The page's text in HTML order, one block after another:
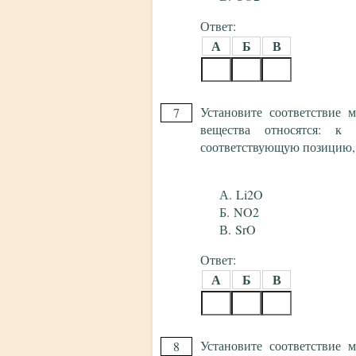
Ответ:
А Б В
7
Установите
вещества относятся: к
соответствующую
Li2O
NO2
SrO
Ответ:
А Б В
8
Установите